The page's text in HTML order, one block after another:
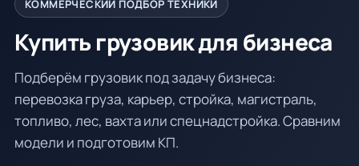
КОММЕРЧЕСКИЙ ПОДБОР ТЕХНИКИ
Купить грузовик для бизнеса
Подберём грузовик под задачу бизнеса:
перевозка груза, карьер, стройка, магистраль,
топливо, лес, вахта или спецнадстройка. Сравним
модели и подготовим КП.